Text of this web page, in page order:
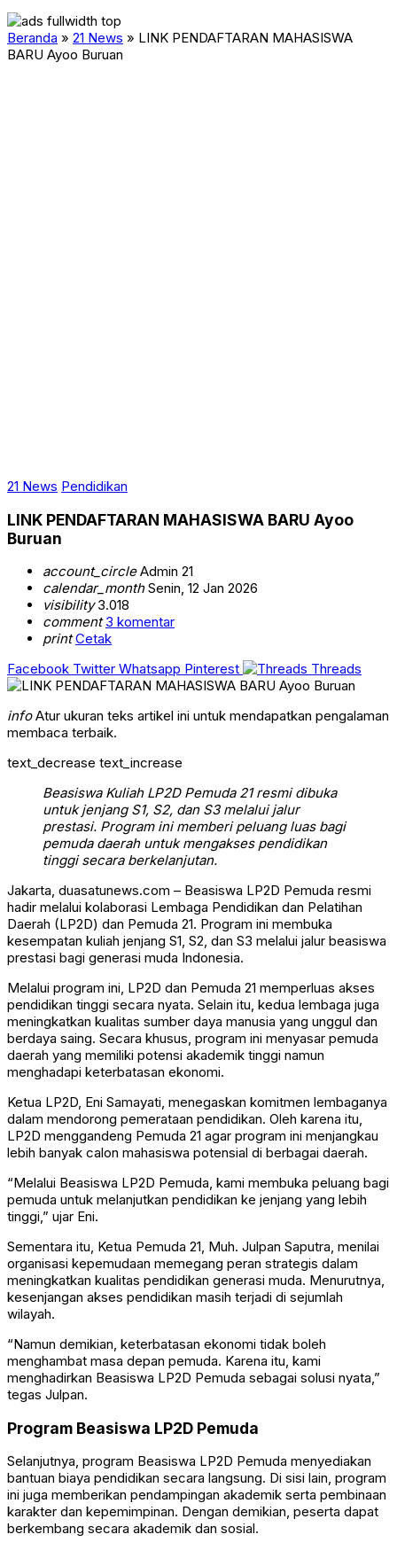
Beranda » 21 News » LINK PENDAFTARAN MAHASISWA
BARU Ayoo Buruan
21 News Pendidikan
LINK PENDAFTARAN MAHASISWA BARU Ayoo
Buruan
account_circleAdmin 21
calendar_monthSenin, 12 Jan 2026
visibility3.018
comment 3 komentar
print Cetak
Facebook Twitter Whatsapp Pinterest Threads
infoAtur ukuran teks artikel ini untuk mendapatkan pengalaman
membaca terbaik.
text_decrease text_increase
Beasiswa Kuliah LP2D Pemuda 21 resmi dibuka
untuk jenjang S1, S2, dan S3 melalui jalur
prestasi. Program ini memberi peluang luas bagi
pemuda daerah untuk mengakses pendidikan
tinggi secara berkelanjutan.
Jakarta, duasatunews.com – Beasiswa LP2D Pemuda resmi
hadir melalui kolaborasi Lembaga Pendidikan dan Pelatihan
Daerah (LP2D) dan Pemuda 21. Program ini membuka
kesempatan kuliah jenjang S1, S2, dan S3 melalui jalur beasiswa
prestasi bagi generasi muda Indonesia.
Melalui program ini, LP2D dan Pemuda 21 memperluas akses
pendidikan tinggi secara nyata. Selain itu, kedua lembaga juga
meningkatkan kualitas sumber daya manusia yang unggul dan
berdaya saing. Secara khusus, program ini menyasar pemuda
daerah yang memiliki potensi akademik tinggi namun
menghadapi keterbatasan ekonomi.
Ketua LP2D, Eni Samayati, menegaskan komitmen lembaganya
dalam mendorong pemerataan pendidikan. Oleh karena itu,
LP2D menggandeng Pemuda 21 agar program ini menjangkau
lebih banyak calon mahasiswa potensial di berbagai daerah.
“Melalui Beasiswa LP2D Pemuda, kami membuka peluang bagi
pemuda untuk melanjutkan pendidikan ke jenjang yang lebih
tinggi,” ujar Eni.
Sementara itu, Ketua Pemuda 21, Muh. Julpan Saputra, menilai
organisasi kepemudaan memegang peran strategis dalam
meningkatkan kualitas pendidikan generasi muda. Menurutnya,
kesenjangan akses pendidikan masih terjadi di sejumlah
wilayah.
“Namun demikian, keterbatasan ekonomi tidak boleh
menghambat masa depan pemuda. Karena itu, kami
menghadirkan Beasiswa LP2D Pemuda sebagai solusi nyata,”
tegas Julpan.
Program Beasiswa LP2D Pemuda
Selanjutnya, program Beasiswa LP2D Pemuda menyediakan
bantuan biaya pendidikan secara langsung. Di sisi lain, program
ini juga memberikan pendampingan akademik serta pembinaan
karakter dan kepemimpinan. Dengan demikian, peserta dapat
berkembang secara akademik dan sosial.